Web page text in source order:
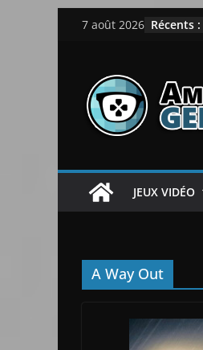
Passer7 août 2026 Récents :
JEUX VIDÉO
A Way Out